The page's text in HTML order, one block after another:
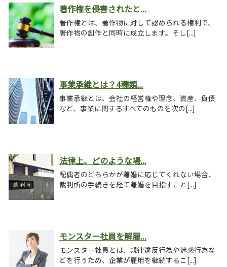
著作権を侵害されたと...
著作権とは、著作物に対して認められる権利で、
著作物の創作と同時に成立します。そし[...]
事業承継とは？4種類...
事業承継とは、会社の経営権や理念、資産、負債
など、事業に関するすべてのものを次の[...]
法律上、どのような場...
配偶者のどちらかが離婚に応じてくれない場合、
裁判所の手続きを経て離婚を目指すこと[...]
モンスター社員を解雇...
モンスター社員とは、規律違反行為や迷惑行為な
どを行うため、企業が雇用を継続するこ[...]